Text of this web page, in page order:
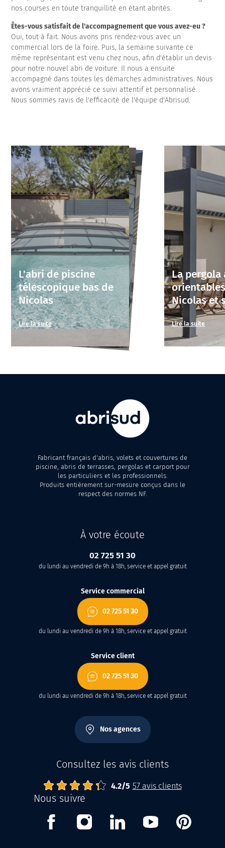
nos courses en toute tranquillité en étant abrités.
Êtes-vous satisfait de l'accompagnement que vous avez-eu ?
Oui, tout à fait. Nous avons pris rendez-vous avec un
commercial lors de la foire. Puis, la semaine suivante ce
même représentant est venu chez nous, afin d'établir un devis
pour notre nouvel abri de voiture. Il nous a ensuite
accompagné dans toutes les démarches administratives. Nous
avons vraiment apprécié ce suivi attentif et personnalisé.
Nous sommes ravis de l'efficacité de l'équipe d'Abrisud.
L'abri de piscine
télescopique bas de
Nicolas
Lire la suite
La pergola
Nicolas et
Lire la suite
Fabricant français d'abris, volets et couvertures de
piscine, abris de terrasses, pergolas et carport pour
les particuliers et les professionnels.
Produits entièrement sur-mesure conçus dans le
respect des normes NF.
À votre écoute
02 725 51 30
du lundi au vendredi de 9h à 18h, service et appel gratuit
Service commercial
02 725 51 30
du lundi au vendredi de 9h à 18h, service et appel gratuit
Service client
02 725 51 30
du lundi au vendredi de 9h à 18h, service et appel gratuit
Nos agences
Consultez les avis clients
Abrisud
Note moyenne :
4.2/5 57avis clients
Nous suivre
Facebook Instagram Linkedin Youtube